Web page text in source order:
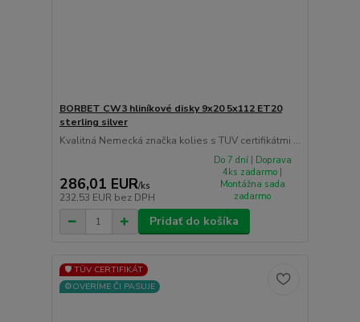
BORBET CW3 hliníkové disky 9x20 5x112 ET20
sterling silver
Kvalitná Nemecká značka kolies s TUV certifikátmi ...
286,01 EUR/ks
232,53 EUR bez DPH
Do 7 dní | Doprava
4ks zadarmo |
Montážna sada
zadarmo
Pridať do košíka
🛡️ TÜV CERTIFIKÁT
⚙️OVERÍME ČI PASUJE